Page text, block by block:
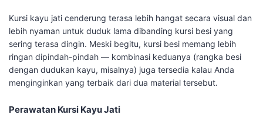
Kursi kayu jati cenderung terasa lebih hangat secara visual dan
lebih nyaman untuk duduk lama dibanding kursi besi yang
sering terasa dingin. Meski begitu, kursi besi memang lebih
ringan dipindah-pindah — kombinasi keduanya (rangka besi
dengan dudukan kayu, misalnya) juga tersedia kalau Anda
menginginkan yang terbaik dari dua material tersebut.
Perawatan Kursi Kayu Jati